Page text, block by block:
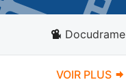
Docudrame
VOIR PLUS